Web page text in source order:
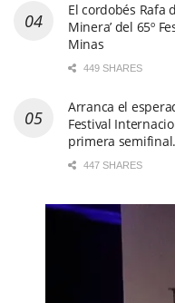
El cordobés Rafa
Minera’ del 65º
Minas
449 SHARES
Arranca el
Festival
primera
447 SHARES